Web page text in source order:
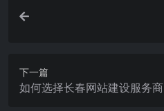
下一篇
如何选择长春网站建设服务商